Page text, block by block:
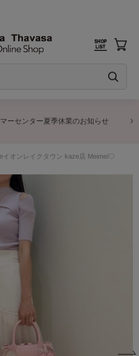
ーセンター夏季休業のお知らせ
イオンレイクタウン kaze店 Meimei♡